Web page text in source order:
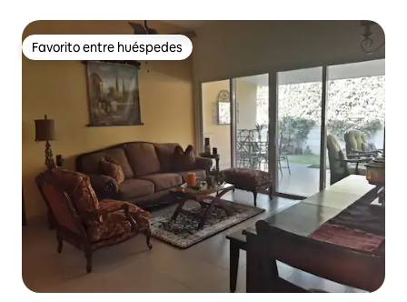
Favorito entre huéspedes
Favorito entre huéspedes